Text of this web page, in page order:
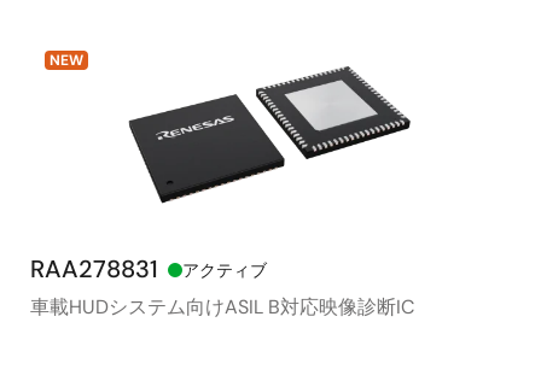
NEW
RAA278831 アクティブ
車載HUDシステム向けASIL B対応映像診断IC